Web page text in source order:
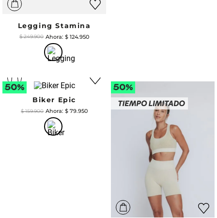
Legging Stamina
$ 249.900 $ 124.950
Biker Epic
$ 159.900 $ 79.950